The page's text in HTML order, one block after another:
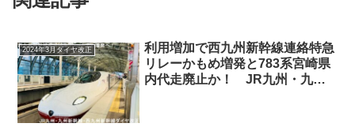
2024年3月ダイヤ改正
利用増加で西九州新幹線連絡特急
リレーかもめ増発と783系宮崎県
内代走廃止か！ JR九州・九州